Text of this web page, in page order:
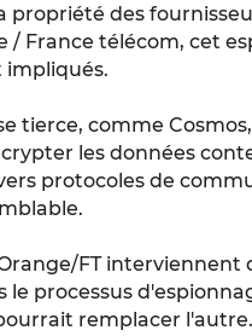
propriété des
/ France télécom, cet
impliqués.
tierce, comme
les données
protocoles de
FT
processus
remplacer l'autre.